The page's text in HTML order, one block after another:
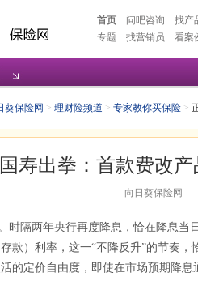
首页 问吧咨询 找产
专题
找营销员 看案
葵保险网 > 理财险频道 > 专家教你买保险 >
国寿出拳：首款费改产
向日葵保险网
时隔两年央行再度降息，恰在降息
款）利率，这一“不降反升”的节奏
的定价自由度，即使在市场预期降息